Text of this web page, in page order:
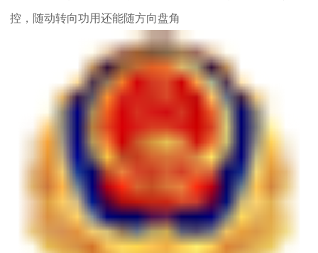
控，随动转向功用还能随方向盘角